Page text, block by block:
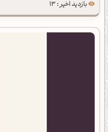
بازدید اخیر : 13